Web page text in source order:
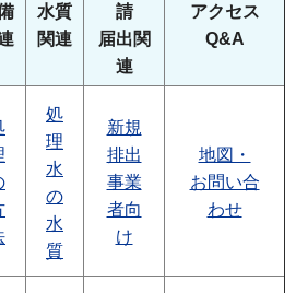
水質
関連
請
届出関
連
アクセス
Q&A
処
理
水
の
水
質
新規
排出
事業
者向
け
地図・
お問い合
わせ